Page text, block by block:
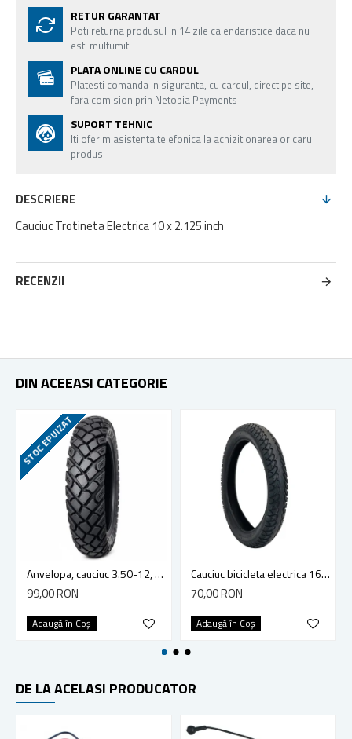
RETUR GARANTAT
Poti returna produsul in 14 zile calendaristice daca nu
esti multumit
PLATA ONLINE CU CARDUL
Platesti comanda in siguranta, cu cardul, direct pe site,
fara comision prin Netopia Payments
SUPORT TEHNIC
Iti oferim asistenta telefonica la achizitionarea oricarui
produs
DESCRIERE
Cauciuc Trotineta Electrica 10 x 2.125 inch
RECENZII
DIN ACEEASI CATEGORIE
STOC EPUIZAT
Anvelopa, cauciuc 3.50-12, 8PR, pentru triciclu electric, TUK TUK
99,00 RON
Adaugă în Coş
Cauciuc bicicleta electrica 16x2.50, (62-305), Vee Rubber VRB317
70,00 RON
Adaugă în Coş
DE LA ACELASI PRODUCATOR